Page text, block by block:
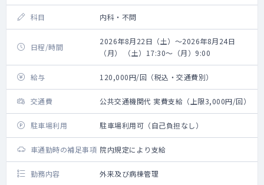
科目 内科・不問
日程/時間
2026年8月22日（土）～2026年8月24日
（月） （土）17:30～（月）9:00
給与 120,000円/回（税込・交通費別）
交通費 公共交通機関代 実費支給（上限3,000円/回）
駐車場利用 駐車場利用可（自己負担なし）
車通勤時の補足事項 院内規定により支給
勤務内容 外来及び病棟管理